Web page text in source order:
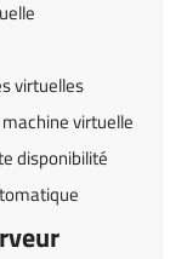
virtuelles
virtuelle
disponibilité